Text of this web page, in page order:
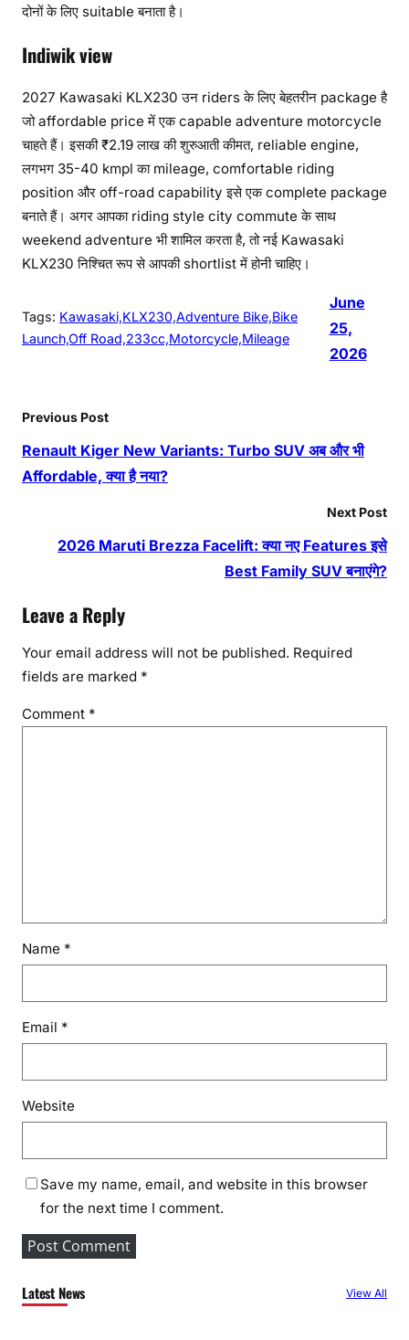
दोनों के लिए suitable बनाता है।
Indiwik view
2027 Kawasaki KLX230 उन riders के लिए बेहतरीन package है
जो affordable price में एक capable adventure motorcycle
चाहते हैं। इसकी ₹2.19 लाख की शुरुआती कीमत, reliable engine,
लगभग 35-40 kmpl का mileage, comfortable riding
position और off-road capability इसे एक complete package
बनाते हैं। अगर आपका riding style city commute के साथ
weekend adventure भी शामिल करता है, तो नई Kawasaki
KLX230 निश्चित रूप से आपकी shortlist में होनी चाहिए।
Tags: Kawasaki,KLX230,Adventure Bike,Bike
Launch,Off Road,233cc,Motorcycle,Mileage
June
25,
2026
Previous Post
Renault Kiger New Variants: Turbo SUV अब और भी
Affordable, क्या है नया?
Next Post
2026 Maruti Brezza Facelift: क्या नए Features इसे
Best Family SUV बनाएंगे?
Leave a Reply
Your email address will not be published. Required
fields are marked *
Comment *
Name *
Email *
Website
Save my name, email, and website in this browser
for the next time I comment.
Latest News View All